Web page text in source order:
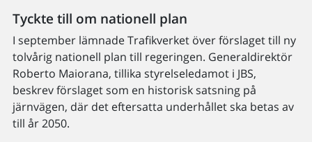
Tyckte till om nationell plan
I september lämnade Trafikverket över förslaget till ny
tolvårig nationell plan till regeringen. Generaldirektör
Roberto Maiorana, tillika styrelseledamot i JBS,
beskrev förslaget som en historisk satsning på
järnvägen, där det eftersatta underhållet ska betas av
till år 2050.